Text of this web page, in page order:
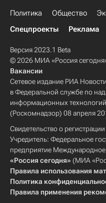
Политика Общество
Спецпроекты
Реклама
Версия 2023.1 Beta
© 2026 МИА «Россия
Вакансии
Сетевое издание РИА
в Федеральной службе по
информационных
(Роскомнадзор) 08 апреля
Свидетельство о
Учредитель: Федеральное
предприятие
«Россия сегодня» (МИА
Правила использования
Политика
Правила применения